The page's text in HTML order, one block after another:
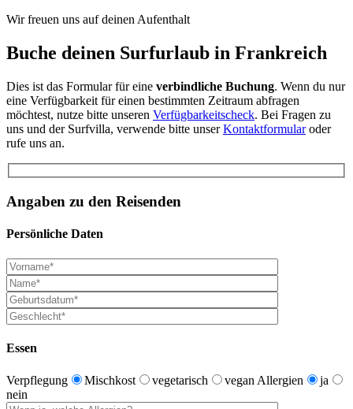
Wir freuen uns auf deinen Aufenthalt
Buche deinen Surfurlaub in Frankreich
Dies ist das Formular für eine verbindliche Buchung. Wenn du nur
eine Verfügbarkeit für einen bestimmten Zeitraum abfragen
möchtest, nutze bitte unseren Verfügbarkeitscheck. Bei Fragen zu
uns und der Surfvilla, verwende bitte unserKontaktformularoder
rufe uns an.
Angaben zu den Reisenden
Persönliche Daten
Essen
Verpflegung Mischkost vegetarisch vegan Allergien
ja
nein